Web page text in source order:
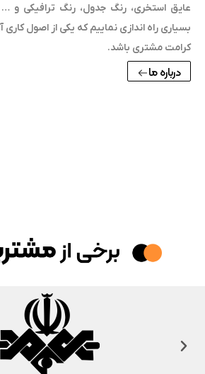
استخری، رنگ جدول، رنگ ترافیکی و … را با
راه اندازی نماییم که یکی از اصول کاری آن
مشتری باشد.
درباره ما